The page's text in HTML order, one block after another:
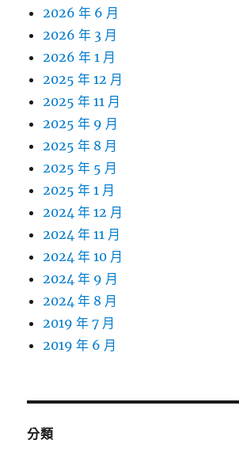
2026 年 6 月
2026 年 3 月
2026 年 1 月
2025 年 12 月
2025 年 11 月
2025 年 9 月
2025 年 8 月
2025 年 5 月
2025 年 1 月
2024 年 12 月
2024 年 11 月
2024 年 10 月
2024 年 9 月
2024 年 8 月
2019 年 7 月
2019 年 6 月
分類